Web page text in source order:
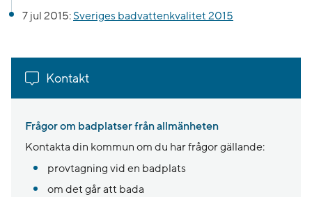
7 jul 2015: Sveriges badvattenkvalitet 2015
Kontakt
Frågor om badplatser från allmänheten
Kontakta din kommun om du har frågor gällande:
provtagning vid en badplats
om det går att bada